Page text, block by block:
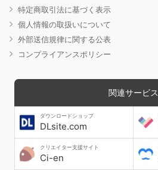
特定商取引法に基づく表示
個人情報の取扱いについて
外部送信規律に関する公表
コンプライアンスポリシー
関連サービス
ダウンロードショップ
DLsite.com
クリエイター支援サイト
Ci-en